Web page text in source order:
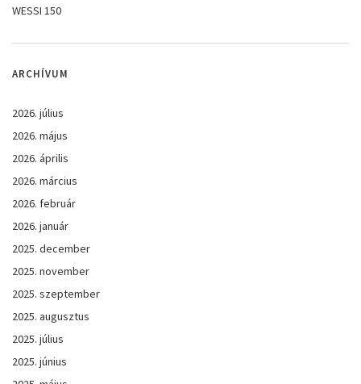
WESSI 150
ARCHÍVUM
2026. július
2026. május
2026. április
2026. március
2026. február
2026. január
2025. december
2025. november
2025. szeptember
2025. augusztus
2025. július
2025. június